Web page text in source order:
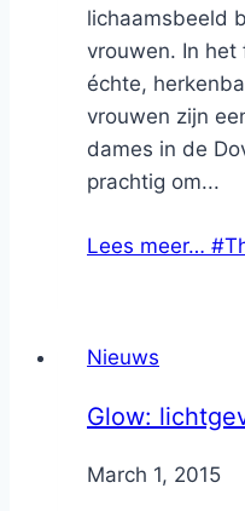
lichaamsbeeld
vrouwen. In het
échte,
vrouwen zijn
dames in de
prachtig om...
Lees meer…
Nieuws
Glow:
ByNicole
March 1, 2015